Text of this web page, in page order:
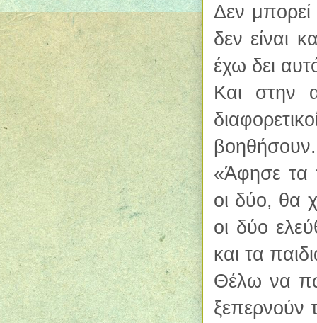
Δεν
δεν είναι
έχω δει
Και στην
«Άφησε τα
οι δύο, θα
οι δύο
και τα
Θέλω να πω
ξεπερνούν